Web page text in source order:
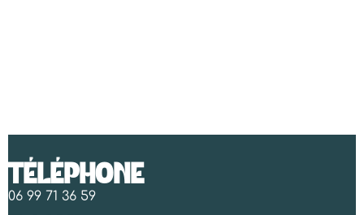
TÉLÉPHONE
06 99 71 36 59